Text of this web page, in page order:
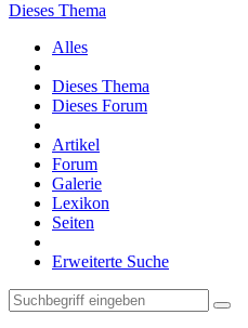
Dieses Thema
Alles
Dieses Thema
Dieses Forum
Artikel
Forum
Galerie
Lexikon
Seiten
Erweiterte Suche